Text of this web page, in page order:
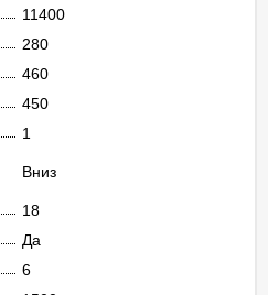
11400
280
460
450
1
Вниз
18
Да
6